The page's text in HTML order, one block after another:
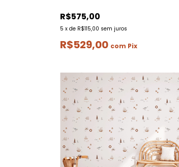
R$575,00
5 x de R$115,00 sem juros
R$529,00 com Pix